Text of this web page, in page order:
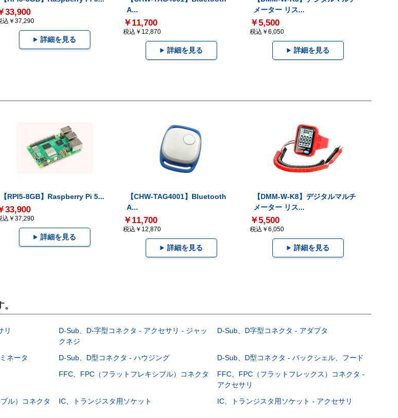
33,900
込￥37,290
詳細を見る
A...
￥11,700
税込￥12,870
詳細を見る
メーター リス...
￥5,500
税込￥6,050
詳細を見る
【RPI5-8GB】Raspberry Pi 5...
33,900
込￥37,290
詳細を見る
【CHW-TAG4001】Bluetooth
A...
￥11,700
税込￥12,870
詳細を見る
【DMM-W-K8】デジタルマルチ
メーター リス...
￥5,500
税込￥6,050
詳細を見る
リ
D-Sub、D-字型コネクタ - アクセサリ - ジャッ
クネジ
D-Sub、D字型コネクタ - アダプタ
ネータ D-Sub、D型コネクタ - ハウジング
D-Sub、D型コネクタ - バックシェル、フード
FFC、FPC（フラットフレキシブル）コネクタ
FFC、FPC（フラットフレックス）コネクタ -
アクセサリ
ル）コネクタ
IC、トランジスタ用ソケット IC、トランジスタ用ソケット - アクセサリ